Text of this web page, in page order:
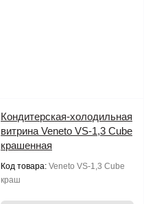
Кондитерская-холодильная
витрина Veneto VS-1,3 Cube
крашенная
Код товара: Veneto VS-1,3 Cube
краш